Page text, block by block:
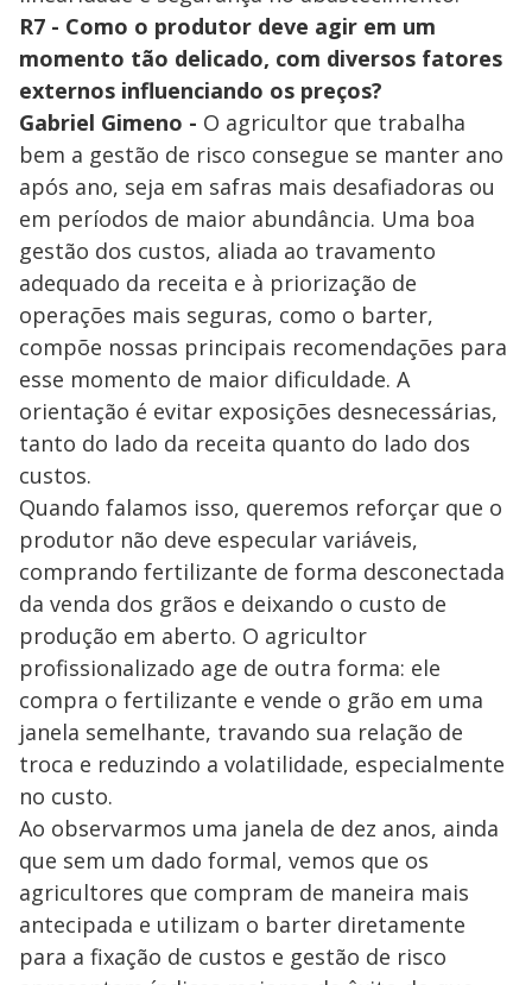
R7 - Como o produtor deve agir em um
momento tão delicado, com diversos fatores
externos influenciando os preços?
Gabriel Gimeno - O agricultor que trabalha
bem a gestão de risco consegue se manter ano
após ano, seja em safras mais desafiadoras ou
em períodos de maior abundância. Uma boa
gestão dos custos, aliada ao travamento
adequado da receita e à priorização de
operações mais seguras, como o barter,
compõe nossas principais recomendações para
esse momento de maior dificuldade. A
orientação é evitar exposições desnecessárias,
tanto do lado da receita quanto do lado dos
custos.
Quando falamos isso, queremos reforçar que o
produtor não deve especular variáveis,
comprando fertilizante de forma desconectada
da venda dos grãos e deixando o custo de
produção em aberto. O agricultor
profissionalizado age de outra forma: ele
compra o fertilizante e vende o grão em uma
janela semelhante, travando sua relação de
troca e reduzindo a volatilidade, especialmente
no custo.
Ao observarmos uma janela de dez anos, ainda
que sem um dado formal, vemos que os
agricultores que compram de maneira mais
antecipada e utilizam o barter diretamente
para a fixação de custos e gestão de risco